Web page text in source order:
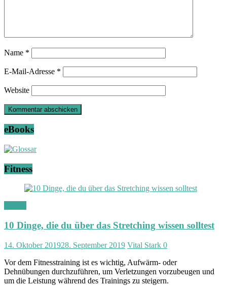
Name *
E-Mail-Adresse *
Website
eBooks
Fitness
10 Dinge, die du über das Stretching wissen solltest
14. Oktober 201928. September 2019 Vital Stark 0
Vor dem Fitnesstraining ist es wichtig, Aufwärm- oder
Dehnübungen durchzuführen, um Verletzungen vorzubeugen und
um die Leistung während des Trainings zu steigern.